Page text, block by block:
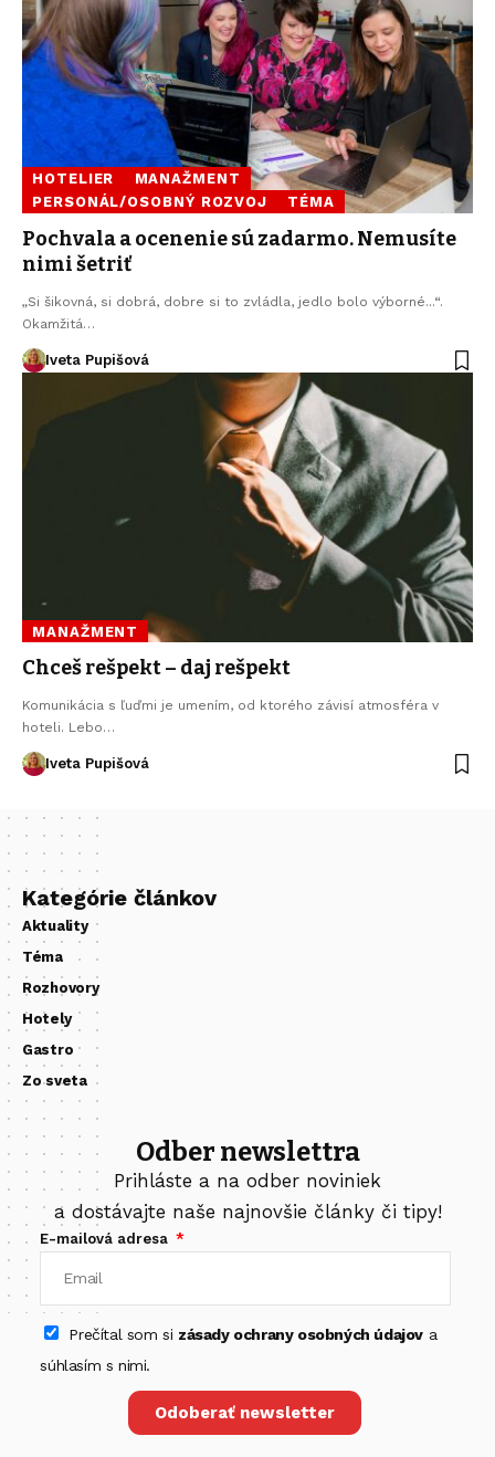
HOTELIER
MANAŽMENT
PERSONÁL/OSOBNÝ ROZVOJ
TÉMA
Pochvala a ocenenie sú zadarmo. Nemusíte
nimi šetriť
„Si šikovná, si dobrá, dobre si to zvládla, jedlo bolo výborné...“.
Okamžitá…
Iveta Pupišová
MANAŽMENT
Chceš rešpekt – daj rešpekt
Komunikácia s ľuďmi je umením, od ktorého závisí atmosféra v
hoteli. Lebo…
Iveta Pupišová
Kategórie článkov
Aktuality
Téma
Rozhovory
Hotely
Gastro
Zo sveta
Odber newslettra
Prihláste a na odber noviniek
a dostávajte naše najnovšie články či tipy!
E-mailová adresa
Prečítal som si zásady ochrany osobných údajova
súhlasím s nimi.
Odoberať newsletter